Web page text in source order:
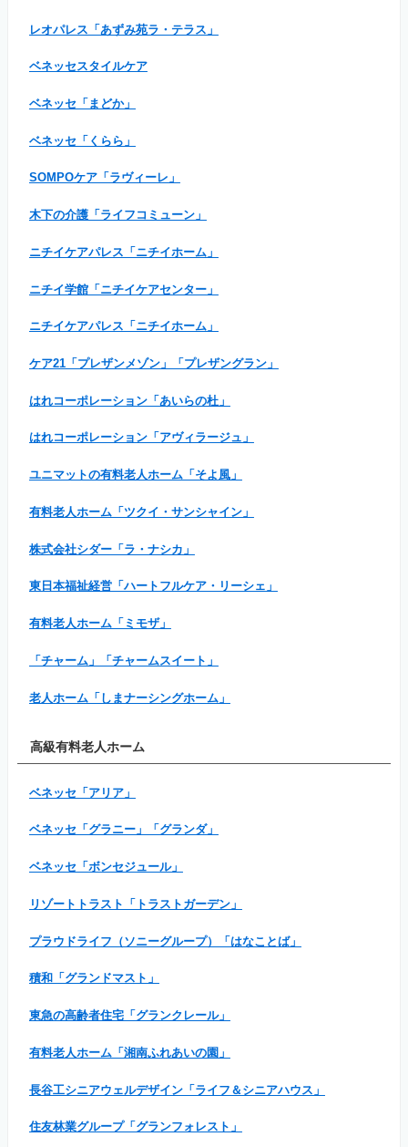
レオパレス「あずみ苑ラ・テラス」
ベネッセスタイルケア
ベネッセ「まどか」
ベネッセ「くらら」
SOMPOケア「ラヴィーレ」
木下の介護「ライフコミューン」
ニチイケアパレス「ニチイホーム」
ニチイ学館「ニチイケアセンター」
ニチイケアパレス「ニチイホーム」
ケア21「プレザンメゾン」「プレザングラン」
はれコーポレーション「あいらの杜」
はれコーポレーション「アヴィラージュ」
ユニマットの有料老人ホーム「そよ風」
有料老人ホーム「ツクイ・サンシャイン」
株式会社シダー「ラ・ナシカ」
東日本福祉経営「ハートフルケア・リーシェ」
有料老人ホーム「ミモザ」
「チャーム」「チャームスイート」
老人ホーム「しまナーシングホーム」
高級有料老人ホーム
ベネッセ「アリア」
ベネッセ「グラニー」「グランダ」
ベネッセ「ボンセジュール」
リゾートトラスト「トラストガーデン」
プラウドライフ（ソニーグループ）「はなことば」
積和「グランドマスト」
東急の高齢者住宅「グランクレール」
有料老人ホーム「湘南ふれあいの園」
長谷工シニアウェルデザイン「ライフ＆シニアハウス」
住友林業グループ「グランフォレスト」